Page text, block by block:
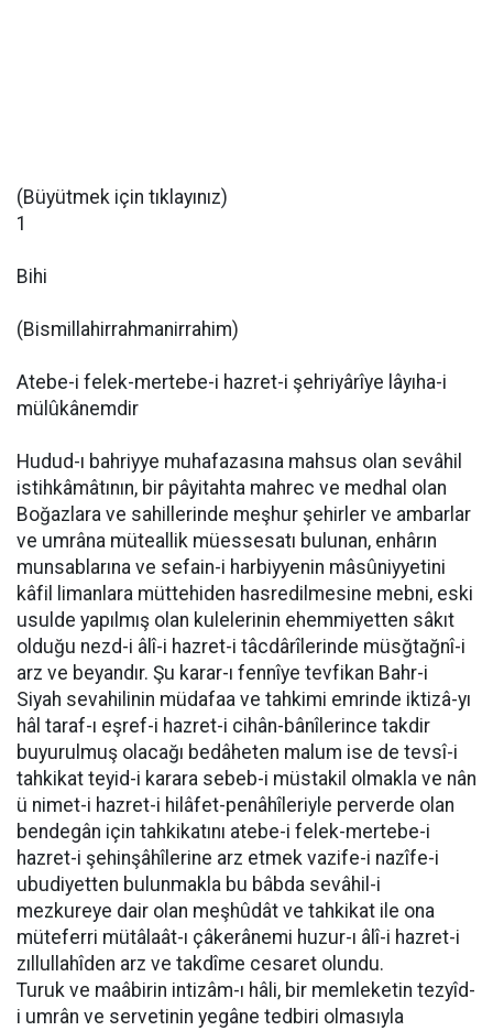
(Büyütmek için tıklayınız)
1
Bihi
(Bismillahirrahmanirrahim)
Atebe-i felek-mertebe-i hazret-i şehriyârîye lâyıha-i
mülûkânemdir
Hudud-ı bahriyye muhafazasına mahsus olan sevâhil
istihkâmâtının, bir pâyitahta mahrec ve medhal olan
Boğazlara ve sahillerinde meşhur şehirler ve ambarlar
ve umrâna müteallik müessesatı bulunan, enhârın
munsablarına ve sefain-i harbiyyenin mâsûniyyetini
kâfil limanlara müttehiden hasredilmesine mebni, eski
usulde yapılmış olan kulelerinin ehemmiyetten sâkıt
olduğu nezd-i âlî-i hazret-i tâcdârîlerinde müsğtağnî-i
arz ve beyandır. Şu karar-ı fennîye tevfikan Bahr-i
Siyah sevahilinin müdafaa ve tahkimi emrinde iktizâ-yı
hâl taraf-ı eşref-i hazret-i cihân-bânîlerince takdir
buyurulmuş olacağı bedâheten malum ise de tevsî-i
tahkikat teyid-i karara sebeb-i müstakil olmakla ve nân
ü nimet-i hazret-i hilâfet-penâhîleriyle perverde olan
bendegân için tahkikatını atebe-i felek-mertebe-i
hazret-i şehinşâhîlerine arz etmek vazife-i nazîfe-i
ubudiyetten bulunmakla bu bâbda sevâhil-i
mezkureye dair olan meşhûdât ve tahkikat ile ona
müteferri mütâlaât-ı çâkerânemi huzur-ı âlî-i hazret-i
zıllullahîden arz ve takdîme cesaret olundu.
Turuk ve maâbirin intizâm-ı hâli, bir memleketin tezyîd-
i umrân ve servetinin yegâne tedbiri olmasıyla